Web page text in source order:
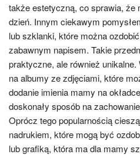
także estetyczną, co sprawia, że
dzień. Innym ciekawym
lub szklanki, które można
zabawnym napisem. Takie
praktyczne, ale również
na albumy ze zdjęciami, które
dodanie imienia mamy na
doskonały sposób na
Oprócz tego popularnością
nadrukiem, które mogą być
lub grafiką, która ma dla mamy